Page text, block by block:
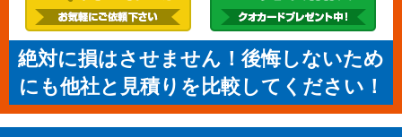
絶対に損はさせません！後悔しないため
にも他社と見積りを比較してください！